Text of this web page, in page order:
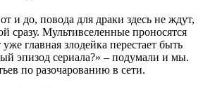
и до, повода для драки здесь не ждут,
сразу. Мультивселенные проносятся
главная злодейка перестает быть
эпизод сериала?» – подумали и мы.
по разочарованию в сети.